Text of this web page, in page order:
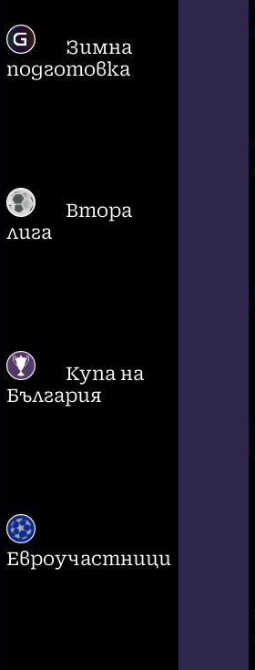
Зимна
подготовка
Втора
лига
Купа на
България
Евроучастници